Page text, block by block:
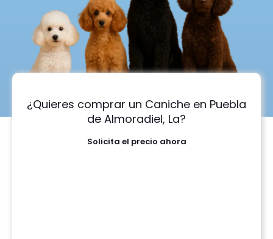
¿Quieres comprar un Caniche en Puebla
de Almoradiel, La?
Solicita el precio ahora